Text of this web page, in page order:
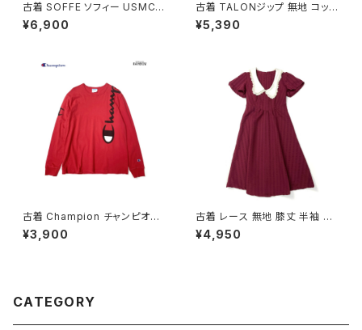
古着 SOFFE ソフィー USMC
アメリカ製 ロゴ 長袖 スウェット
トレーナー 緑 カーキ (ttu2508
¥6,900
古着 TALONジップ 無地 コット
ン 膝丈 スカート 紫 (ba26070
02)
¥5,390
古着 Champion チャンピオン
ロゴ ブランドロゴ コットン10
0％ 長袖 Ｔシャツ 赤 (ttu2501
¥3,900
古着 レース 無地 膝丈 半袖 ワ
ンピース 赤 ボルドー (oa2607
080)
¥4,950
CATEGORY